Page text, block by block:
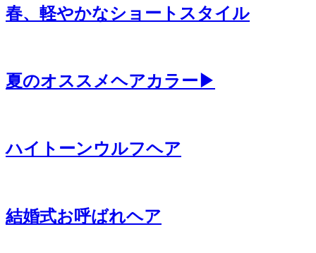
春、軽やかなショートスタイル
夏のオススメヘアカラー▶
ハイトーンウルフヘア
結婚式お呼ばれヘア